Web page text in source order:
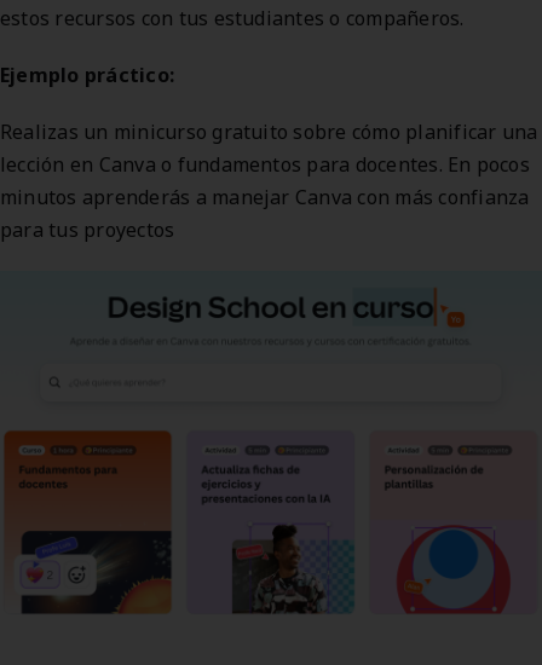
estos recursos con tus estudiantes o compañeros.
Ejemplo práctico:
Realizas un minicurso gratuito sobre cómo planificar una
lección en Canva o fundamentos para docentes. En pocos
minutos aprenderás a manejar Canva con más confianza
para tus proyectos